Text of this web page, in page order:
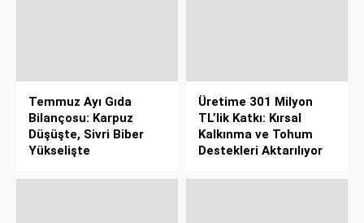
Temmuz Ayı Gıda
Bilançosu: Karpuz
Düşüşte, Sivri Biber
Yükselişte
Üretime 301 Milyon
TL’lik Katkı: Kırsal
Kalkınma ve Tohum
Destekleri Aktarılıyor